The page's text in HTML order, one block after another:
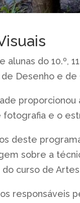
alunas do 10.º,
de Desenho e
fotografia e o
deste
sobre a
curso de Artes
responsáveis